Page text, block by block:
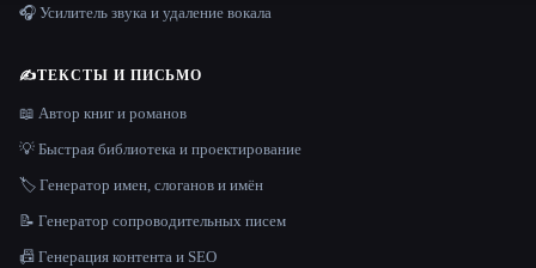
🎧 Усилитель звука и удаление вокала
✍️ТЕКСТЫ И ПИСЬМО
📖 Автор книг и романов
💡 Быстрая библиотека и проектирование
🏷️ Генератор имен, слоганов и имён
📝 Генератор сопроводительных писем
📠 Генерация контента и SEO